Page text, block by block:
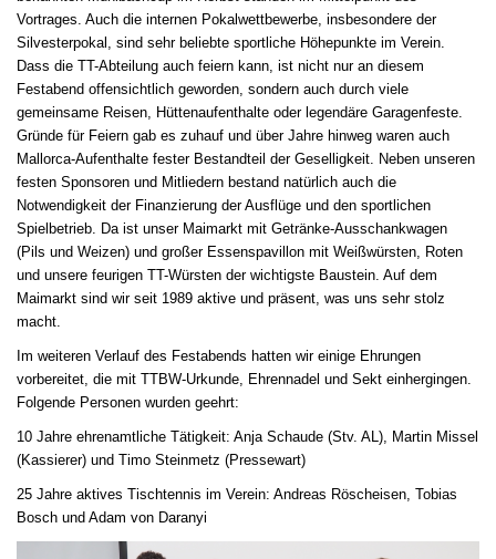
Vortrages. Auch die internen Pokalwettbewerbe, insbesondere der
Silvesterpokal, sind sehr beliebte sportliche Höhepunkte im Verein.
Dass die TT-Abteilung auch feiern kann, ist nicht nur an diesem
Festabend offensichtlich geworden, sondern auch durch viele
gemeinsame Reisen, Hüttenaufenthalte oder legendäre Garagenfeste.
Gründe für Feiern gab es zuhauf und über Jahre hinweg waren auch
Mallorca-Aufenthalte fester Bestandteil der Geselligkeit. Neben unseren
festen Sponsoren und Mitliedern bestand natürlich auch die
Notwendigkeit der Finanzierung der Ausflüge und den sportlichen
Spielbetrieb. Da ist unser Maimarkt mit Getränke-Ausschankwagen
(Pils und Weizen) und großer Essenspavillon mit Weißwürsten, Roten
und unsere feurigen TT-Würsten der wichtigste Baustein. Auf dem
Maimarkt sind wir seit 1989 aktive und präsent, was uns sehr stolz
macht.
Im weiteren Verlauf des Festabends hatten wir einige Ehrungen
vorbereitet, die mit TTBW-Urkunde, Ehrennadel und Sekt einhergingen.
Folgende Personen wurden geehrt:
10 Jahre ehrenamtliche Tätigkeit: Anja Schaude (Stv. AL), Martin Missel
(Kassierer) und Timo Steinmetz (Pressewart)
25 Jahre aktives Tischtennis im Verein: Andreas Röscheisen, Tobias
Bosch und Adam von Daranyi